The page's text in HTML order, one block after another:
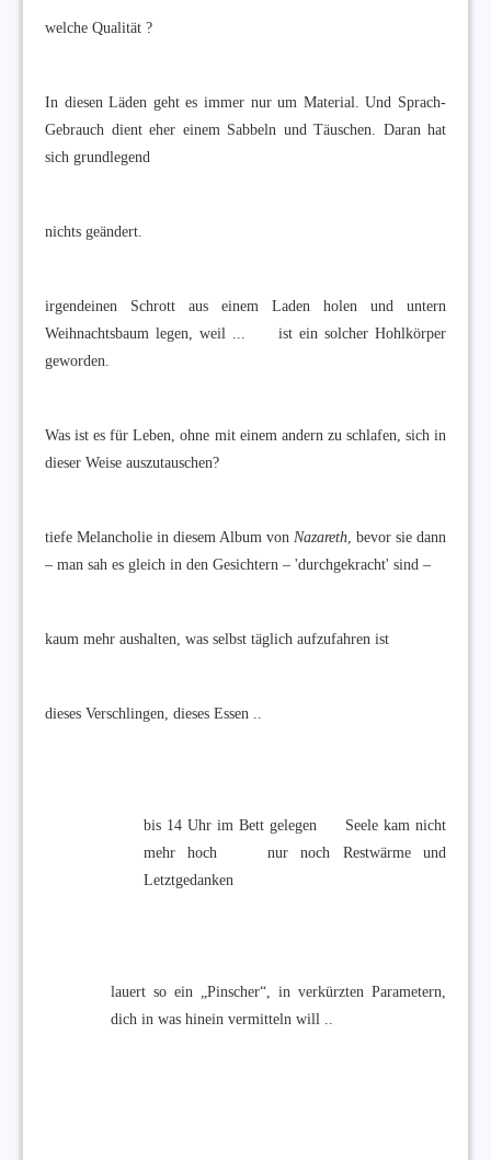
welche Qualität ?
In diesen Läden geht es immer nur um Material. Und Sprach-
Gebrauch dient eher einem Sabbeln und Täuschen. Daran hat
sich grundlegend
nichts geändert.
irgendeinen Schrott aus einem Laden holen und untern
Weihnachtsbaum legen, weil ... ist ein solcher Hohlkörper
geworden.
Was ist es für Leben, ohne mit einem andern zu schlafen, sich in
dieser Weise auszutauschen?
tiefe Melancholie in diesem Album von Nazareth , bevor sie dann
– man sah es gleich in den Gesichtern – 'durchgekracht' sind –
kaum mehr aushalten, was selbst täglich aufzufahren ist
dieses Verschlingen, dieses Essen ..
bis 14 Uhr im Bett gelegen Seele kam nicht
mehr hoch nur noch Restwärme und
Letztgedanken
lauert so ein „Pinscher“, in verkürzten Parametern,
dich in was hinein vermitteln will ..